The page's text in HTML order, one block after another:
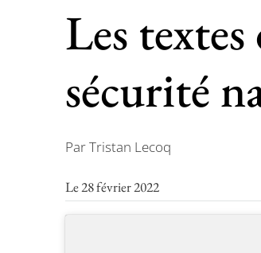
Les
sécurité
Par Tristan Lecoq
Le 28 février 2022